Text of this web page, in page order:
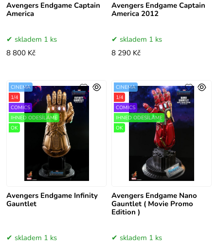
Avengers Endgame Captain
America
skladem 1 ks
8 800 Kč
Avengers Endgame Captain
America 2012
skladem 1 ks
8 290 Kč
Avengers Endgame Infinity
Gauntlet
CINEMA
1/4
COMICS
IHNED ODESÍLÁME
OK
skladem 1 ks
Avengers Endgame Nano
Gauntlet ( Movie Promo
Edition )
CINEMA
1/4
COMICS
IHNED ODESÍLÁME
OK
skladem 1 ks